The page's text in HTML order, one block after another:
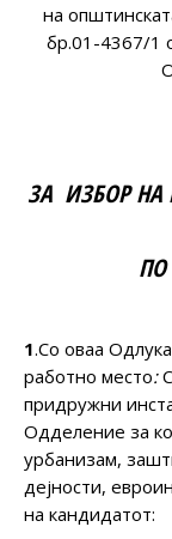
на
бр.01-4367/1
ЗА ИЗБОР НА
ПО
1.Со оваа Одлука
работно место:
придружни
Oдделение за
урбанизам,
дејности,
на кандидатот: